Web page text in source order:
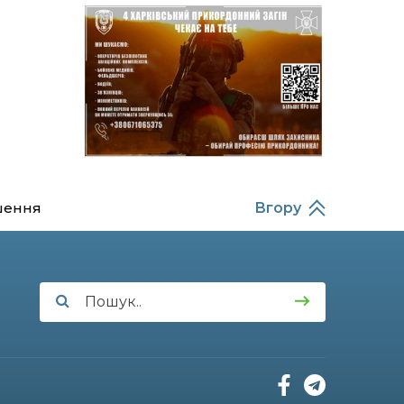
Балабаєнка (ВІДЕО)
08:46
23 лип
Командир гармати
Руслан Козирін: «Змінити
підрозділ чи бригаду –
навіть думки не було»
20:36
Нова кав’ярня в Сумах: як
родина військового з
Вгору